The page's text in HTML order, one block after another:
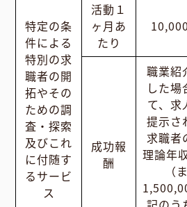
特定の条
件による
特別の求
職者の開
拓やその
ための調
査・探索
及びこれ
に付随す
るサービ
ス
活動１
ヶ月あ
たり
成功報
酬
職業紹
した場
て、求
提示さ
求職者
理論年
（